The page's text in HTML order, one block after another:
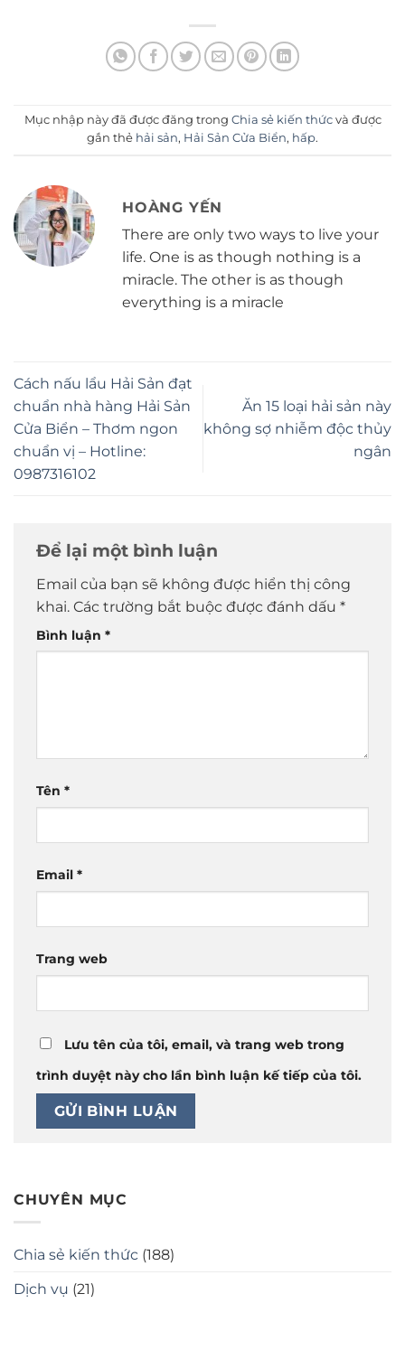
Mục nhập này đã được đăng trong Chia sẻ kiến thứcvà được
gắn thẻ hải sản, Hải Sản Cửa Biển, hấp.
HOÀNG YẾN
There are only two ways to live your
life. One is as though nothing is a
miracle. The other is as though
everything is a miracle
Cách nấu lẩu Hải Sản đạt
chuẩn nhà hàng Hải Sản
Cửa Biển – Thơm ngon
chuẩn vị – Hotline:
0987316102
Ăn 15 loại hải sản này
không sợ nhiễm độc thủy
ngân
Để lại một bình luận
Email của bạn sẽ không được hiển thị công
khai. Các trường bắt buộc được đánh dấu *
Bình luận *
Tên *
Email *
Trang web
Lưu tên của tôi, email, và trang web trong
trình duyệt này cho lần bình luận kế tiếp của tôi.
CHUYÊN MỤC
Chia sẻ kiến thức (188)
Dịch vụ (21)